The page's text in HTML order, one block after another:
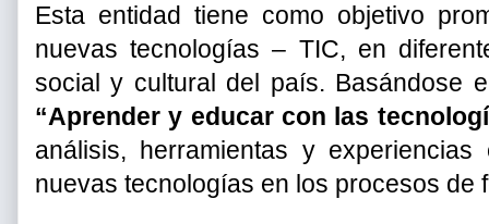
Esta entidad tiene como objetivo
nuevas tecnologías – TIC, en
social y cultural del país. Basándose
“Aprender y educar con las
análisis, herramientas y
nuevas tecnologías en los procesos de